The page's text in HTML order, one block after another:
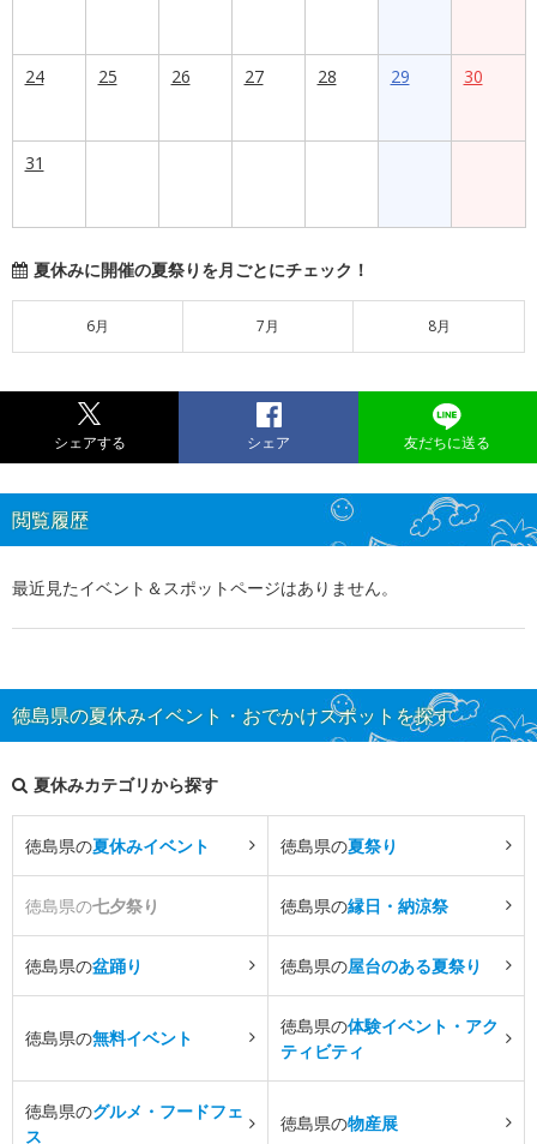
24 25 26 27 28 29 30
31
夏休みに開催の夏祭りを月ごとにチェック！
6月 7月 8月
シェアする シェア 友だちに送る
閲覧履歴
最近見たイベント＆スポットページはありません。
徳島県の夏休みイベント・おでかけスポットを探す
夏休みカテゴリから探す
徳島県の夏休みイベント 徳島県の夏祭り
徳島県の七夕祭り 徳島県の縁日・納涼祭
徳島県の盆踊り 徳島県の屋台のある夏祭り
徳島県の無料イベント
徳島県の体験イベント・アク
ティビティ
徳島県のグルメ・フードフェ
ス
徳島県の物産展